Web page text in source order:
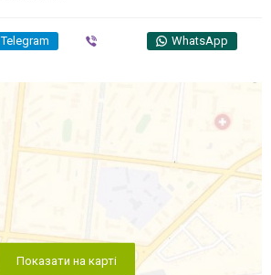
Telegram WhatsApp
Показати на карті